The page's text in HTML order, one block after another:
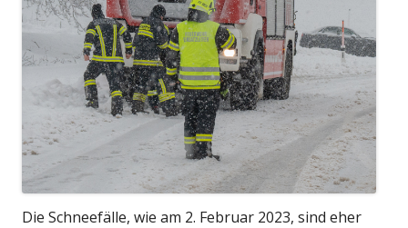
Die Schneefälle, wie am 2. Februar 2023, sind eher